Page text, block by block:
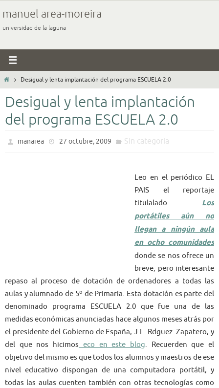
al
contenido
manuel area-moreira
universidad de la laguna
InicioDesigual y lenta implantación del programa ESCUELA 2.0
Desigual y lenta implantación
del programa ESCUELA 2.0
manarea 27 octubre, 2009 Sin categoría
Leo en el periódico EL
PAIS el reportaje
titulalado Los
portátiles aún no
llegan a ningún aula
en ocho comunidades
donde se nos ofrece un
breve, pero interesante
repaso al proceso de dotación de ordenadores a todas las
aulas y alumnado de 5º de Primaria. Esta dotación es parte del
denominado programa ESCUELA 2.0 que fue una de las
medidas económicas anunciadas hace algunos meses atrás por
el presidente del Gobierno de España, J.L. Rdguez. Zapatero, y
del que nos hicimos eco en este blog. Recuerden que el
objetivo del mismo es que todos los alumnos y maestros de ese
nivel educativo dispongan de una computadora portátil, y
todas las aulas cuenten también con otras tecnologías como